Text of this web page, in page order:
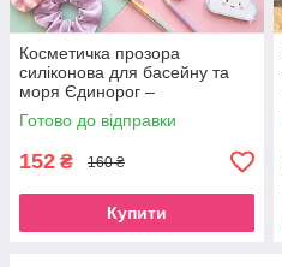
Косметичка прозора
силіконова для басейну та
моря Єдинорог –
Водонепроникний пенал
органайзер для пляжу та
Готово до відправки
152 ₴ 160 ₴
Купити